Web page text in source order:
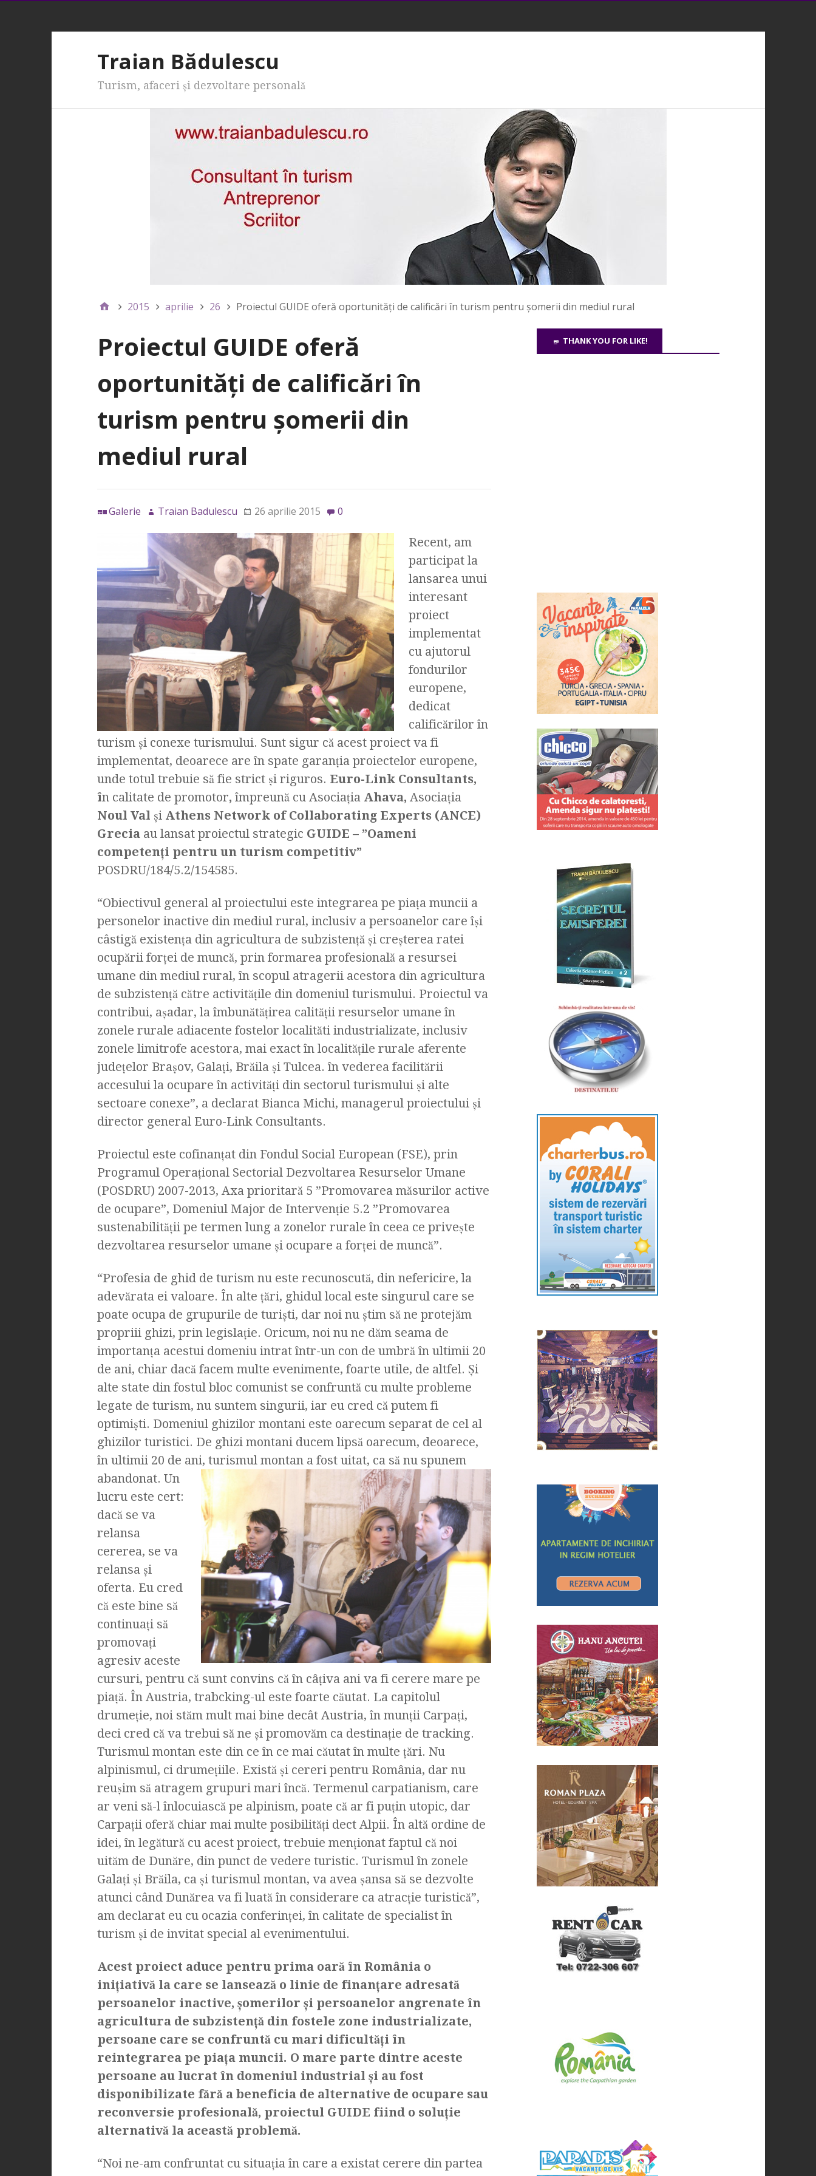
Traian Bădulescu
Turism, afaceri şi dezvoltare personală
2015 aprilie 26 Proiectul GUIDE oferă oportunităţi de calificări în turism pentru şomerii din mediul rural
Proiectul GUIDE oferă
oportunităţi de calificări în
turism pentru şomerii din
mediul rural
Galerie Traian Badulescu 26 aprilie 2015 0
Recent, am
participat la
lansarea unui
interesant
proiect
implementat
cu ajutorul
fondurilor
europene,
dedicat
calificărilor în
turism şi conexe turismului. Sunt sigur că acest proiect va fi
implementat, deoarece are în spate garanţia proiectelor europene,
unde totul trebuie să fie strict şi riguros. Euro-Link Consultants,
în calitate de promotor, împreună cu Asociaţia Ahava, Asociaţia
Noul Val şi Athens Network of Collaborating Experts (ANCE)
Grecia au lansat proiectul strategic GUIDE – ”Oameni
competenţi pentru un turism competitiv”
POSDRU/184/5.2/154585.
“Obiectivul general al proiectului este integrarea pe piaţa muncii a
personelor inactive din mediul rural, inclusiv a persoanelor care îşi
câstigă existenţa din agricultura de subzistenţă și creşterea ratei
ocupării forței de muncă, prin formarea profesională a resursei
umane din mediul rural, în scopul atragerii acestora din agricultura
de subzistenţă către activităţile din domeniul turismului. Proiectul va
contribui, așadar, la îmbunătăţirea calităţii resurselor umane în
zonele rurale adiacente fostelor localităti industrializate, inclusiv
zonele limitrofe acestora, mai exact în localităţile rurale aferente
judeţelor Braşov, Galaţi, Brăila şi Tulcea. în vederea facilitării
accesului la ocupare în activităţi din sectorul turismului şi alte
sectoare conexe”, a declarat Bianca Michi, managerul proiectului şi
director general Euro-Link Consultants.
Proiectul este cofinanţat din Fondul Social European (FSE), prin
Programul Operaţional Sectorial Dezvoltarea Resurselor Umane
(POSDRU) 2007-2013, Axa prioritară 5 ”Promovarea măsurilor active
de ocupare”, Domeniul Major de Intervenție 5.2 ”Promovarea
sustenabilității pe termen lung a zonelor rurale în ceea ce privește
dezvoltarea resurselor umane și ocupare a forței de muncă”.
“Profesia de ghid de turism nu este recunoscută, din nefericire, la
adevărata ei valoare. În alte ţări, ghidul local este singurul care se
poate ocupa de grupurile de turişti, dar noi nu ştim să ne protejăm
propriii ghizi, prin legislaţie. Oricum, noi nu ne dăm seama de
importanţa acestui domeniu intrat într-un con de umbră în ultimii 20
de ani, chiar dacă facem multe evenimente, foarte utile, de altfel. Şi
alte state din fostul bloc comunist se confruntă cu multe probleme
legate de turism, nu suntem singurii, iar eu cred că putem fi
optimişti. Domeniul ghizilor montani este oarecum separat de cel al
ghizilor turistici. De ghizi montani ducem lipsă oarecum, deoarece,
în ultimii 20 de ani, turismul montan a fost uitat, ca să nu spunem
abandonat. Un
lucru este cert:
dacă se va
relansa
cererea, se va
relansa şi
oferta. Eu cred
că este bine să
continuaţi să
promovaţi
agresiv aceste
cursuri, pentru că sunt convins că în câţiva ani va fi cerere mare pe
piaţă. În Austria, trabcking-ul este foarte căutat. La capitolul
drumeţie, noi stăm mult mai bine decât Austria, în munţii Carpaţi,
deci cred că va trebui să ne şi promovăm ca destinaţie de tracking.
Turismul montan este din ce în ce mai căutat în multe ţări. Nu
alpinismul, ci drumeţiile. Există şi cereri pentru România, dar nu
reuşim să atragem grupuri mari încă. Termenul carpatianism, care
ar veni să-l înlocuiască pe alpinism, poate că ar fi puţin utopic, dar
Carpaţii oferă chiar mai multe posibilităţi dect Alpii. În altă ordine de
idei, în legătură cu acest proiect, trebuie menţionat faptul că noi
uităm de Dunăre, din punct de vedere turistic. Turismul în zonele
Galaţi şi Brăila, ca şi turismul montan, va avea şansa să se dezvolte
atunci când Dunărea va fi luată în considerare ca atracţie turistică”,
am declarat eu cu ocazia conferinţei, în calitate de specialist în
turism şi de invitat special al evenimentului.
Acest proiect aduce pentru prima oară în România o
iniţiativă la care se lansează o linie de finanţare adresată
persoanelor inactive, şomerilor şi persoanelor angrenate în
agricultura de subzistenţă din fostele zone industrializate,
persoane care se confruntă cu mari dificultăţi în
reintegrarea pe piaţa muncii. O mare parte dintre aceste
persoane au lucrat în domeniul industrial şi au fost
disponibilizate fără a beneficia de alternative de ocupare sau
reconversie profesională, proiectul GUIDE fiind o soluţie
alternativă la această problemă.
“Noi ne-am confruntat cu situaţia în care a existat cerere din partea
THANK YOU FOR LIKE!